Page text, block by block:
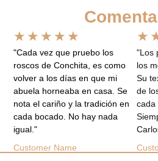
★ ★ ★ ★ ★
"Cada vez que pruebo los
roscos de Conchita, es como
volver a los días en que mi
abuela horneaba en casa. Se
nota el cariño y la tradición en
cada bocado. No hay nada
igual."
Customer Name
★
"Los
los
Su
de
cada